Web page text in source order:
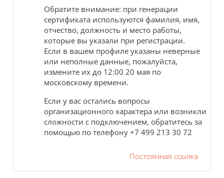
Обратите внимание: при генерации
сертификата используются фамилия, имя,
отчество, должность и место работы,
которые вы указали при регистрации.
Если в вашем профиле указаны неверные
или неполные данные, пожалуйста,
измените их до 12:00 20 мая по
московскому времени.
Если у вас остались вопросы
организационного характера или возникли
сложности с подключением, обратитесь за
помощью по телефону +7 499 213 30 72
Постоянная ссылка